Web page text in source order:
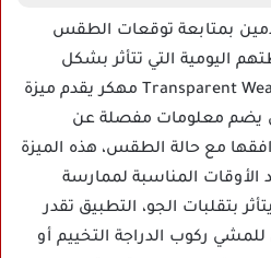
بمتابعة توقعات الطقس
اليومية التي تتأثر بشكل
مباشر بالأجواء، تطبيق Transparent Weather مهكر يقدم ميزة
يضم معلومات مفصلة عن
مع حالة الطقس، هذه الميزة
المناسبة لممارسة
بتقلبات الجو، التطبيق تقدر
ركوب الدراجة التخييم أو